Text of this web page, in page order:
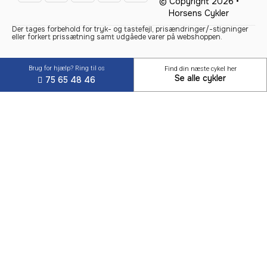
Horsens Cykler
Der tages forbehold for tryk- og tastefejl, prisændringer/-stigninger
eller forkert prissætning samt udgåede varer på webshoppen.
Brug for hjælp? Ring til os
75 65 48 46
Find din næste cykel her
Se alle cykler